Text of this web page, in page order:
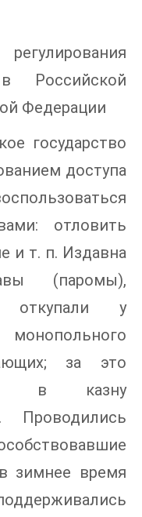
Российской
Федерации
государство
доступа
отловить
и т. п. Издавна
(паромы),
откупали у
за это
в казну
Проводились
зимнее время